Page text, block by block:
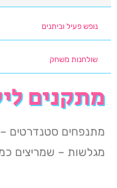
נופש פעיל וביתנים
שולחנות משחק
מתקנים
מתנפחים סטנדרטים –
מגלשות – שמריצים